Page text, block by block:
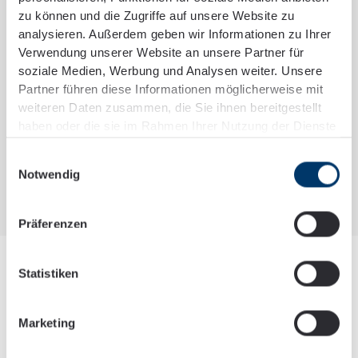
zu können und die Zugriffe auf unsere Website zu
analysieren. Außerdem geben wir Informationen zu Ihrer
Verwendung unserer Website an unsere Partner für
soziale Medien, Werbung und Analysen weiter. Unsere
Partner führen diese Informationen möglicherweise mit
weiteren Daten zusammen, die Sie ihnen bereitgestellt
Notwendig
Präferenzen
Statistiken
Marketing
360°-Rundgang
Your advantage with us:
Arbeitszeit & Flexibilität